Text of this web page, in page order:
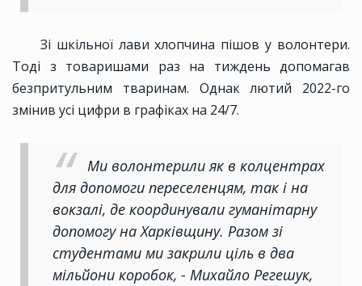
Зі шкільної лави хлопчина пішов у волонтери.
Тоді з товаришами раз на тиждень допомагав
безпритульним тваринам. Однак лютий 2022-го
змінив усі цифри в графіках на 24/7.
Ми волонтерили як в колцентрах
для допомоги переселенцям, так і на
вокзалі, де координували гуманітарну
допомогу на Харківщину. Разом зі
студентами ми закрили ціль в два
мільйони коробок, - Михайло Регешук,